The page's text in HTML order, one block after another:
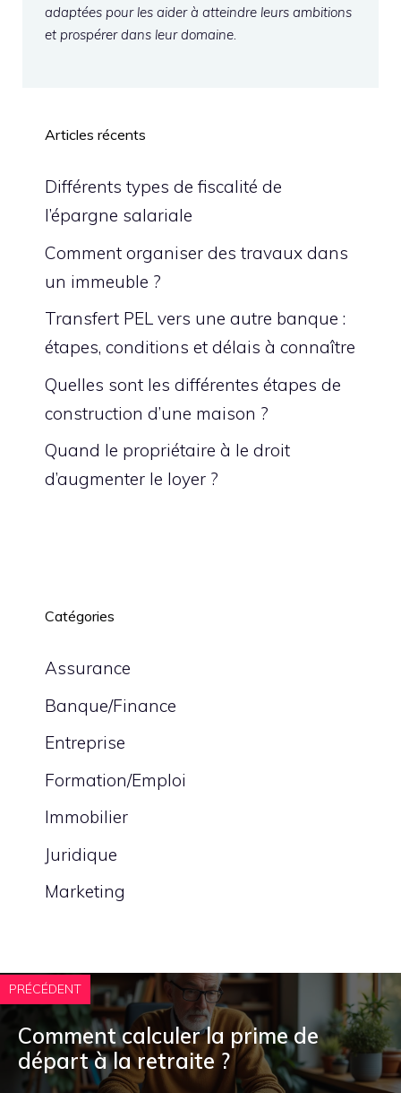
adaptées pour les aider à atteindre leurs ambitions
et prospérer dans leur domaine.
Articles récents
Différents types de fiscalité de
l’épargne salariale
Comment organiser des travaux dans
un immeuble ?
Transfert PEL vers une autre banque :
étapes, conditions et délais à connaître
Quelles sont les différentes étapes de
construction d’une maison ?
Quand le propriétaire à le droit
d’augmenter le loyer ?
Catégories
Assurance
Banque/Finance
Entreprise
Formation/Emploi
Immobilier
Juridique
Marketing
PRÉCÉDENT
Comment calculer la prime de
départ à la retraite ?